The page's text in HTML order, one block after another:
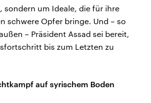
sondern um Ideale, die für ihre
schwere Opfer bringe. Und – so
– Präsident Assad sei bereit,
bis zum Letzten zu
auf syrischem Boden